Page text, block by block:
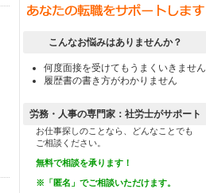
こんなお悩みはありませんか？
何度面接を受けてもうまくいきません
履歴書の書き方がわかりません
労務・人事の専門家：社労士がサポート
お仕事探しのことなら、どんなことでも
ご相談ください。
無料で相談を承ります！
※「匿名」でご相談いただけます。